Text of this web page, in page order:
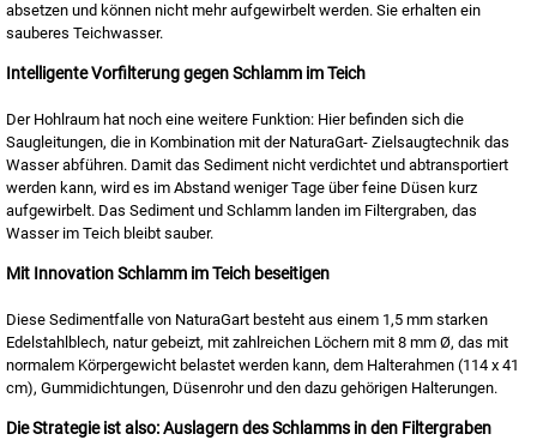
absetzen und können nicht mehr aufgewirbelt werden. Sie erhalten ein
sauberes Teichwasser.
Intelligente Vorfilterung gegen Schlamm im Teich
Der Hohlraum hat noch eine weitere Funktion: Hier befinden sich die
Saugleitungen, die in Kombination mit der NaturaGart- Zielsaugtechnik das
Wasser abführen. Damit das Sediment nicht verdichtet und abtransportiert
werden kann, wird es im Abstand weniger Tage über feine Düsen kurz
aufgewirbelt. Das Sediment und Schlamm landen im Filtergraben, das
Wasser im Teich bleibt sauber.
Mit Innovation Schlamm im Teich beseitigen
Diese Sedimentfalle von NaturaGart besteht aus einem 1,5 mm starken
Edelstahlblech, natur gebeizt, mit zahlreichen Löchern mit 8 mm Ø, das mit
normalem Körpergewicht belastet werden kann, dem Halterahmen (114 x 41
cm), Gummidichtungen, Düsenrohr und den dazu gehörigen Halterungen.
Die Strategie ist also: Auslagern des Schlamms in den Filtergraben